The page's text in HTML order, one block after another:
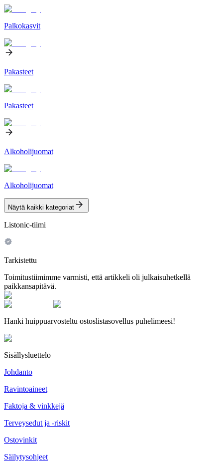
Palkokasvit
Pakasteet
Pakasteet
Alkoholijuomat
Alkoholijuomat
Näytä kaikki kategoriat
Listonic-tiimi
Tarkistettu
Toimitustiimimme varmisti, että artikkeli oli julkaisuhetkellä
paikkansapitävä.
Hanki huippuarvosteltu ostoslistasovellus puhelimeesi!
Sisällysluettelo
Johdanto
Ravintoaineet
Faktoja & vinkkejä
Terveysedut ja -riskit
Ostovinkit
Säilytysohjeet